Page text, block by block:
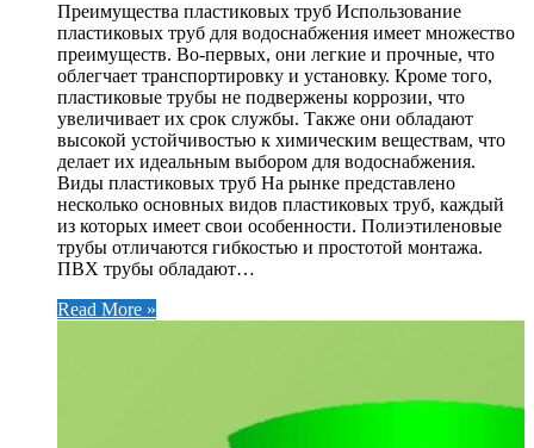
Преимущества пластиковых труб Использование
пластиковых труб для водоснабжения имеет множество
преимуществ. Во-первых, они легкие и прочные, что
облегчает транспортировку и установку. Кроме того,
пластиковые трубы не подвержены коррозии, что
увеличивает их срок службы. Также они обладают
высокой устойчивостью к химическим веществам, что
делает их идеальным выбором для водоснабжения.
Виды пластиковых труб На рынке представлено
несколько основных видов пластиковых труб, каждый
из которых имеет свои особенности. Полиэтиленовые
трубы отличаются гибкостью и простотой монтажа.
ПВХ трубы обладают…
Read More »